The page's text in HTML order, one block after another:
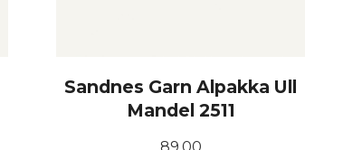
Sandnes Garn Alpakka Ull
Mandel 2511
Pris